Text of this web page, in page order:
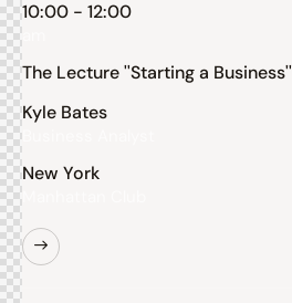
10:00 - 12:00
The Lecture ''Starting a Business''
Kyle Bates
New York